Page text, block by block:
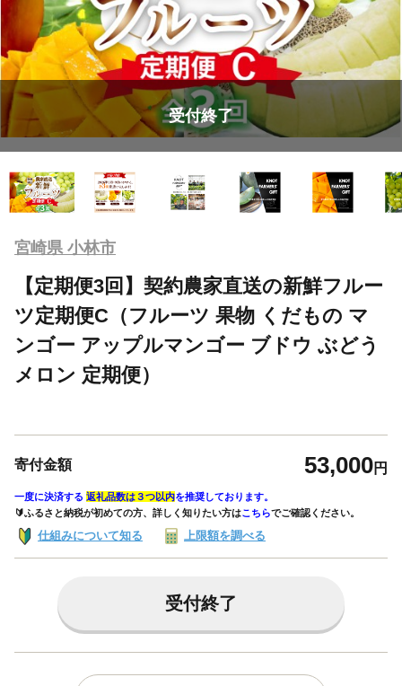
受付終了
宮崎県 小林市
【定期便3回】契約農家直送の新鮮フルー
ツ定期便C（フルーツ 果物 くだもの マ
ンゴー アップルマンゴー ブドウ ぶどう
メロン 定期便）
寄付金額 53,000円
一度に決済する 返礼品数は３つ以内を推奨しております。
🔰ふるさと納税が初めての方、詳しく知りたい方はこちらでご確認ください。
仕組みについて知る 上限額を調べる
受付終了